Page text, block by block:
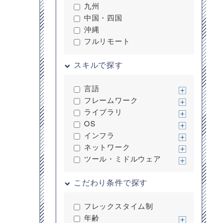
九州
中国・四国
沖縄
フルリモート
スキルで探す
言語
フレームワーク
ライブラリ
OS
インフラ
ネットワーク
ツール・ミドルウェア
こだわり条件で探す
フレックスタイム制
年齢